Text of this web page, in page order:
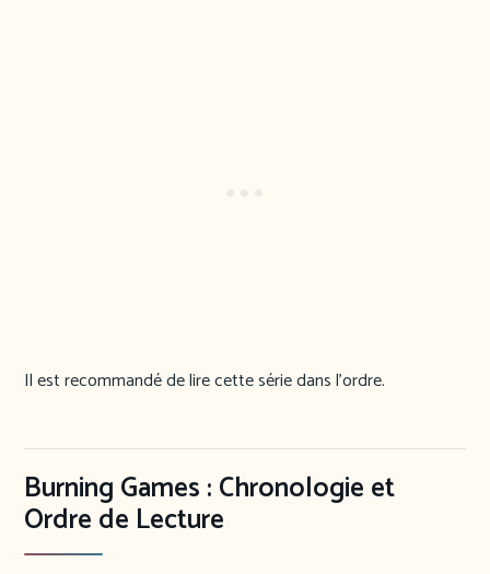
Il est recommandé de lire cette série dans l’ordre.
Burning Games : Chronologie et
Ordre de Lecture